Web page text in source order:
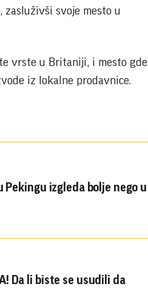
zasluživši svoje mesto u
vrste u Britaniji, i mesto gde
iz lokalne prodavnice.
izgleda bolje nego u
Da li biste se usudili da